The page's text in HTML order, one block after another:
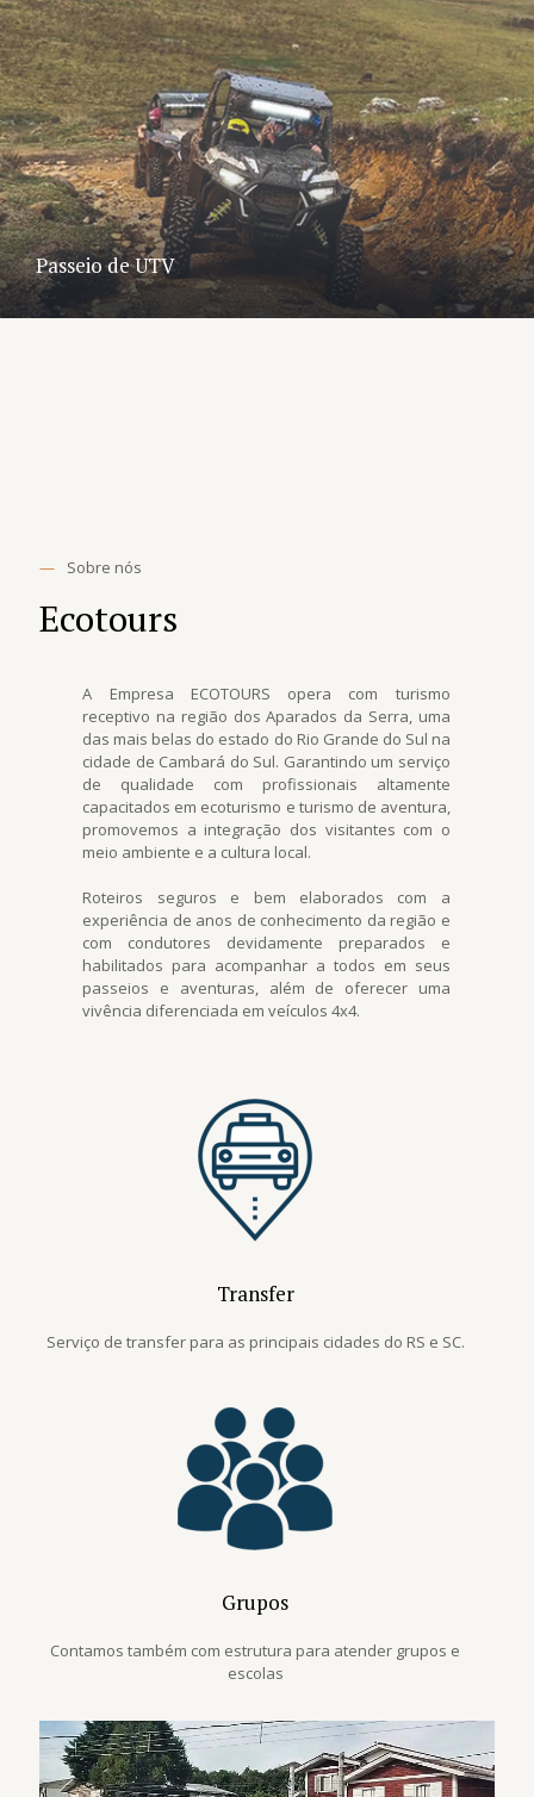
Passeio de UTV
— Sobre nós
Ecotours
A Empresa ECOTOURS opera com turismo
receptivo na região dos Aparados da Serra, uma
das mais belas do estado do Rio Grande do Sul na
cidade de Cambará do Sul. Garantindo um serviço
de qualidade com profissionais altamente
capacitados em ecoturismo e turismo de aventura,
promovemos a integração dos visitantes com o
meio ambiente e a cultura local.
Roteiros seguros e bem elaborados com a
experiência de anos de conhecimento da região e
com condutores devidamente preparados e
habilitados para acompanhar a todos em seus
passeios e aventuras, além de oferecer uma
vivência diferenciada em veículos 4x4.
Transfer
Serviço de transfer para as principais cidades do RS e SC.
Grupos
Contamos também com estrutura para atender grupos e
escolas